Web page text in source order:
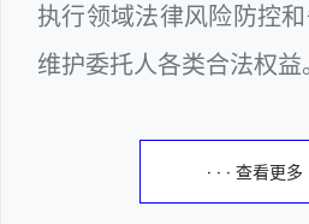
执行领域法律风险防控
维护委托人各类合法权益
· · · 查看更多